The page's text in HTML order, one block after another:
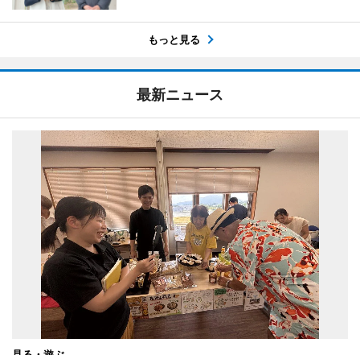
もっと見る
最新ニュース